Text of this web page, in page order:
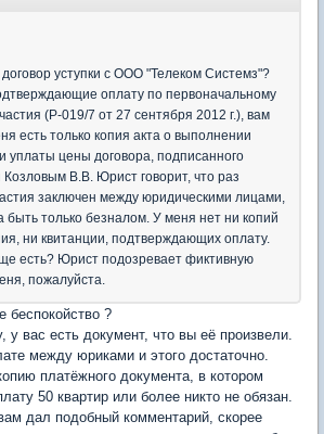
договор уступки с ООО "Телеком Системз"?
оплату по первоначальному
(Р-019/7 от 27 сентября 2012 г.), вам
есть только копия акта о выполнении
уплаты цены договора, подписанного
В.В. Юрист говорит, что раз
заключен между юридическими лицами,
только безналом. У меня нет ни копий
ни квитанции, подтверждающих оплату.
есть? Юрист подозревает фиктивную
пожалуйста.
беспокойство ?
у вас есть документ, что вы её произвели.
между юриками и этого достаточно.
платёжного документа, в котором
50 квартир или более никто не обязан.
дал подобный комментарий, скорее